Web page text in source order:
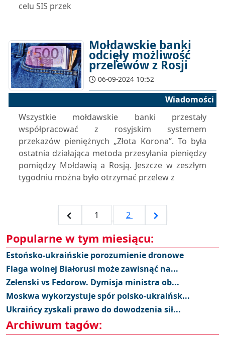
celu SIS przek
Mołdawskie banki
odcięły możliwość
przelewów z Rosji
06-09-2024 10:52
Wiadomości
Wszystkie mołdawskie banki przestały
współpracować z rosyjskim systemem
przekazów pieniężnych „Złota Korona”. To była
ostatnia działająca metoda przesyłania pieniędzy
pomiędzy Mołdawią a Rosją. Jeszcze w zeszłym
tygodniu można było otrzymać przelew z
1 2
Popularne w tym miesiącu:
Estońsko-ukraińskie porozumienie dronowe
Flaga wolnej Białorusi może zawisnąć na...
Zełenski vs Fedorow. Dymisja ministra ob...
Moskwa wykorzystuje spór polsko-ukraińsk...
Ukraińcy zyskali prawo do dowodzenia sił...
Archiwum tagów: